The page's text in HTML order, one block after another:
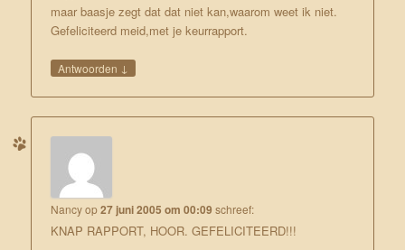
maar baasje zegt dat dat niet kan,waarom weet ik niet.
Gefeliciteerd meid,met je keurrapport.
Antwoorden ↓
Nancyop27 juni 2005 om 00:09 schreef:
KNAP RAPPORT, HOOR. GEFELICITEERD!!!